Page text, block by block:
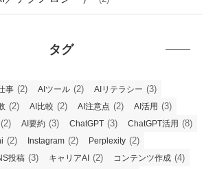
タグ
事 (2) AIツール (2) AIリテラシー (3)
(2) AI比較 (2) AI注意点 (2) AI活用 (3)
(2) AI要約 (3) ChatGPT (3) ChatGPT活用 (8)
(2) Instagram (2) Perplexity (2)
投稿 (3) キャリアAI (2) コンテンツ作成 (4)